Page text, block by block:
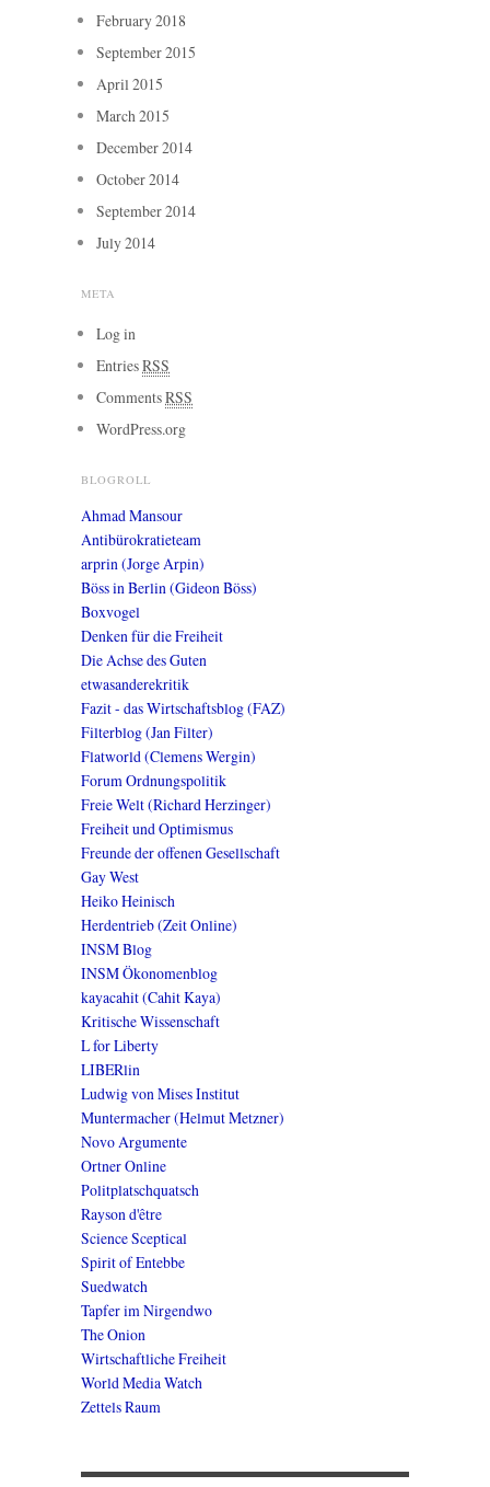
February 2018
September 2015
April 2015
March 2015
December 2014
October 2014
September 2014
July 2014
META
Log in
EntriesRSS
CommentsRSS
WordPress.org
BLOGROLL
Ahmad Mansour
Antibürokratieteam
arprin (Jorge Arpin)
Böss in Berlin (Gideon Böss)
Boxvogel
Denken für die Freiheit
Die Achse des Guten
etwasanderekritik
Fazit - das Wirtschaftsblog (FAZ)
Filterblog (Jan Filter)
Flatworld (Clemens Wergin)
Forum Ordnungspolitik
Freie Welt (Richard Herzinger)
Freiheit und Optimismus
Freunde der offenen Gesellschaft
Gay West
Heiko Heinisch
Herdentrieb (Zeit Online)
INSM Blog
INSM Ökonomenblog
kayacahit (Cahit Kaya)
Kritische Wissenschaft
L for Liberty
LIBERlin
Ludwig von Mises Institut
Muntermacher (Helmut Metzner)
Novo Argumente
Ortner Online
Politplatschquatsch
Rayson d'être
Science Sceptical
Spirit of Entebbe
Suedwatch
Tapfer im Nirgendwo
The Onion
Wirtschaftliche Freiheit
World Media Watch
Zettels Raum